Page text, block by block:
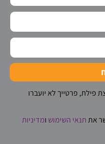
פרטייך לא יועברו
אתתנאי השימוש ומדיניות